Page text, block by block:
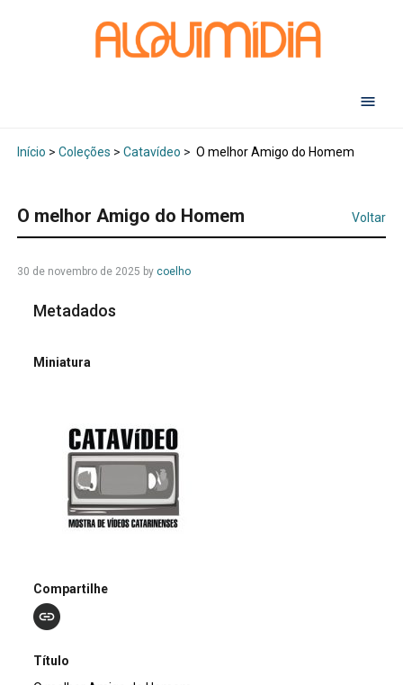
Início > Coleções > Catavídeo > O melhor Amigo do Homem
O melhor Amigo do Homem Voltar
30 de novembro de 2025 by coelho
Metadados
Miniatura
Compartilhe
Título